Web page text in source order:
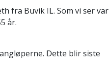
fra Buvik IL. Som vi ser var
år.
Dette blir siste